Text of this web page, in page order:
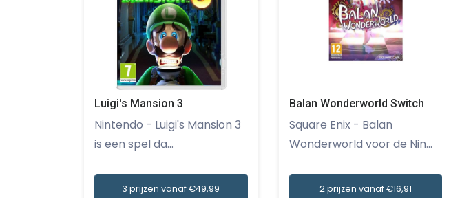
Luigi's Mansion 3
Nintendo - Luigi's Mansion 3
is een spel da...
3 prijzen vanaf €49,99
Balan Wonderworld Switch
Square Enix - Balan
Wonderworld voor de Nin...
2 prijzen vanaf €16,91